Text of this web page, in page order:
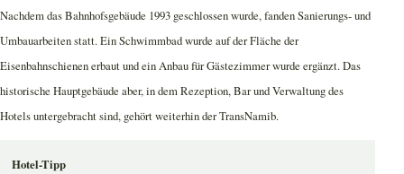
Nachdem das Bahnhofsgebäude 1993 geschlossen wurde, fanden Sanierungs- und
Umbauarbeiten statt. Ein Schwimmbad wurde auf der Fläche der
Eisenbahnschienen erbaut und ein Anbau für Gästezimmer wurde ergänzt. Das
historische Hauptgebäude aber, in dem Rezeption, Bar und Verwaltung des
Hotels untergebracht sind, gehört weiterhin der TransNamib.
Hotel-Tipp